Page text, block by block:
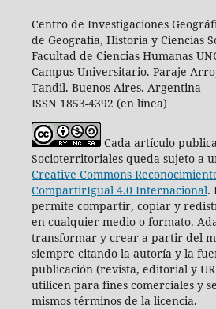
Centro de Investigaciones
de Geografía, Historia y Ciencias
Facultad de Ciencias Humanas
Campus Universitario. Paraje
Tandil. Buenos Aires. Argentina
ISSN 1853-4392 (en línea)
Cada artículo
Socioterritoriales queda sujeto a
Creative Commons
CompartirIgual 4.0 Internacional.
permite compartir, copiar y
en cualquier medio o formato.
transformar y crear a partir del
siempre citando la autoría y la
publicación (revista, editorial y
utilicen para fines comerciales y
mismos términos de la licencia.